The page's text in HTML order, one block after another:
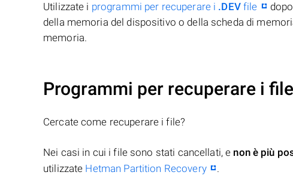
Utilizzate i programmi per recuperare i .DEVfile
della memoria del dispositivo o della scheda di
memoria.
Programmi per recuperare i
Cercate come recuperare i file?
Nei casi in cui i file sono stati cancellati, e non è più
utilizzate Hetman Partition Recovery .